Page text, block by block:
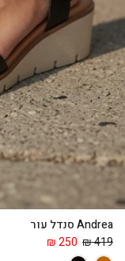
Andrea סנדל עור
419 ₪
250 ₪